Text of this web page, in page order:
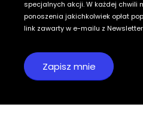
specjalnych akcji. W każdej chwili
ponoszenia jakichkolwiek opłat
link zawarty w e-mailu z